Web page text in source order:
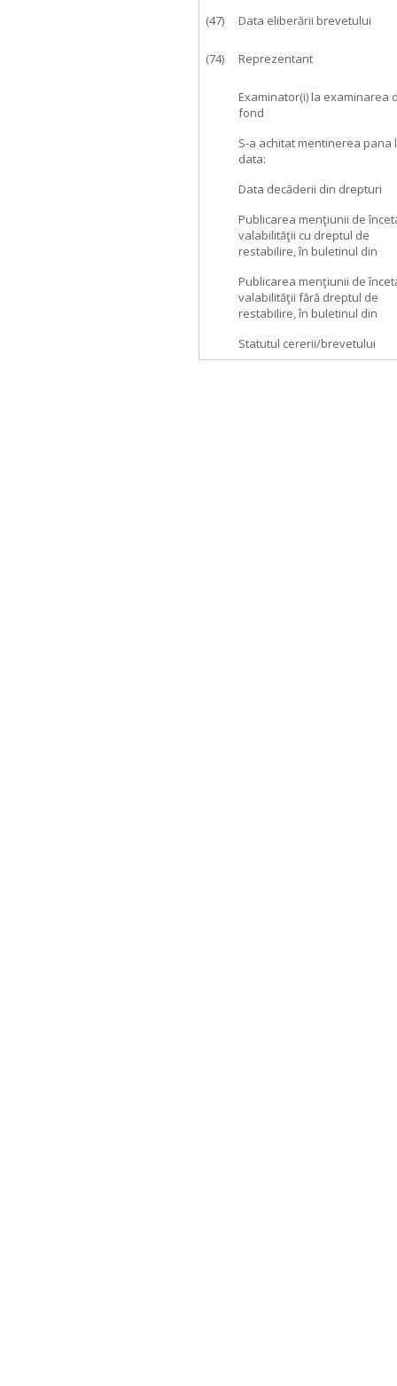
(47)
Data eliberării brevetului
(74) Reprezentant
Examinator(i) la examinarea
fond
S-a achitat mentinerea pana
data:
Data decăderii din drepturi
Publicarea menţiunii de
valabilităţii cu dreptul de
restabilire, în buletinul din
Publicarea menţiunii de
valabilităţii fără dreptul de
restabilire, în buletinul din
Statutul cererii/brevetului